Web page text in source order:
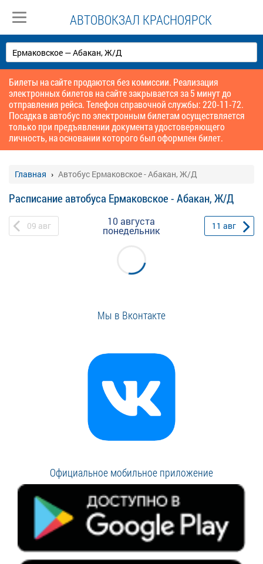
АВТОВОКЗАЛ КРАСНОЯРСК
Билеты на сайте продаются без комиссии. Реализация
электронных билетов на сайте закрывается за 5 минут до
отправления рейса. Телефон справочной службы: 220-11-72.
Посадка в автобус по электронным билетам осуществляется
только при предъявлении документа удостоверяющего
личность, на основании которого был оформлен билет.
Главная Автобус Ермаковское - Абакан, Ж/Д
Расписание автобуса Ермаковское - Абакан, Ж/Д
09 авг 10 августа
понедельник 11 авг
Мы в Вконтакте
Официальное мобильное приложение